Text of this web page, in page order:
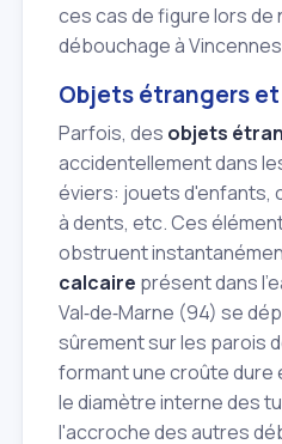
ces cas de figure lors
débouchage à
Objets étrangers
Parfois, des objets
accidentellement dans
éviers: jouets d'enfants,
à dents, etc. Ces
obstruent
calcaire présent dans
Val‑de‑Marne (94) se
sûrement sur les parois
formant une croûte dure
le diamètre interne des
l'accroche des autres